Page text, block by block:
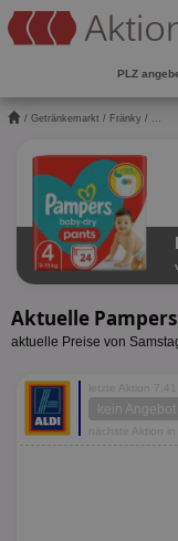
PLZ
/ Getränkemarkt / Fränky / ...
Aktuelle
aktuelle Preise von
letzte Aktion
kein
nächste Aktion